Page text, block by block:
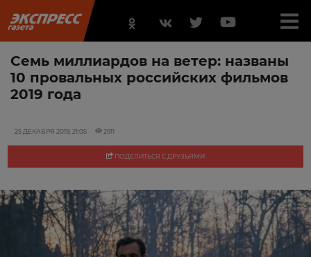
Семь миллиардов на ветер: названы
10 провальных российских фильмов
2019 года
25 ДЕКАБРЯ 2019, 21:05 2911
ПОДЕЛИТЬСЯ С ДРУЗЬЯМИ